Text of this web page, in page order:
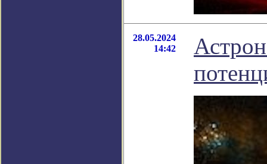
28.05.2024
14:42